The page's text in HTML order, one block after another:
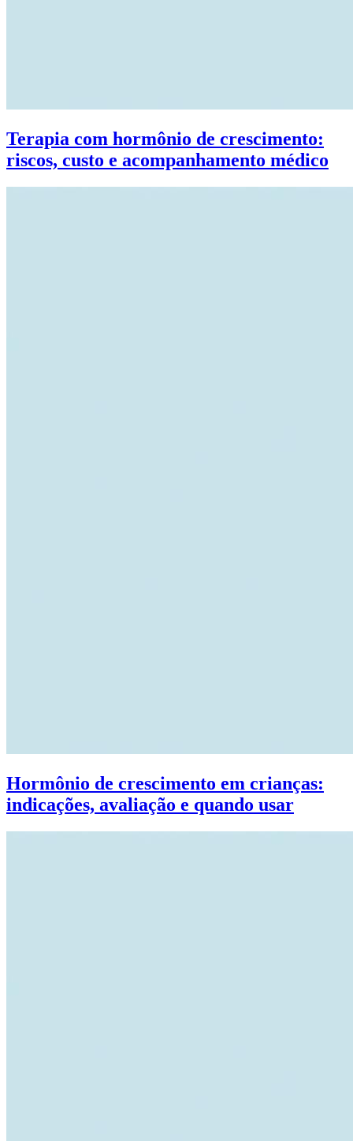
Terapia com hormônio de crescimento:
riscos, custo e acompanhamento médico
Hormônio de crescimento em crianças:
indicações, avaliação e quando usar